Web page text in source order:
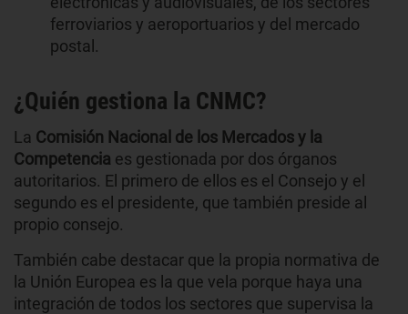
ferroviarios y aeroportuarios y del mercado
postal.
¿Quién gestiona la CNMC?
La Comisión Nacional de los Mercados y la
Competencia es gestionada por dos órganos
autoritarios. El primero de ellos es el Consejo y el
segundo es el presidente, que también preside al
propio consejo.
También cabe destacar que la propia normativa de
la Unión Europea es la que vela porque haya una
integración de todos los sectores que supervisa la